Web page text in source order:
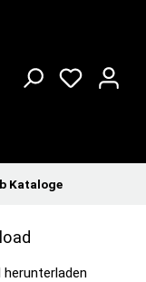
Kataloge
herunterladen